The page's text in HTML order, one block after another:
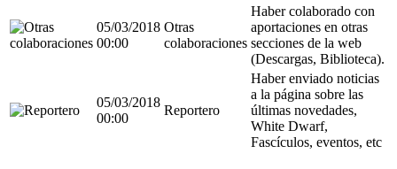
05/03/2018
00:00
Otras
colaboraciones
Haber colaborado con
aportaciones en otras
secciones de la web
(Descargas, Biblioteca).
05/03/2018
00:00
Reportero
Haber enviado noticias
a la página sobre las
últimas novedades,
White Dwarf,
Fascículos, eventos, etc